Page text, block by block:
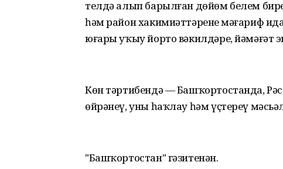
телдә алып барылған дөйөм белем
һәм район хакимиәттәренең мәғариф
юғары уҡыу йорто вәкилдәре, йәмәғәт
Көн тәртибендә — Башҡортостанда,
өйрәнеү, уны һаҡлау һәм үҫтереү
"Башҡортостан" гәзитенән.